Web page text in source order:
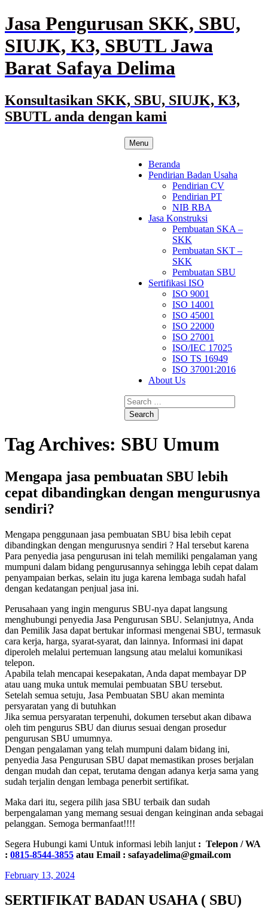
Skip
to
content
Jasa Pengurusan SKK, SBU,
SIUJK, K3, SBUTL Jawa
Barat Safaya Delima
Konsultasikan SKK, SBU, SIUJK, K3,
SBUTL anda dengan kami
Menu
Beranda
Pendirian Badan Usaha
Pendirian CV
Pendirian PT
NIB RBA
Jasa Konstruksi
Pembuatan SKA –
SKK
Pembuatan SKT –
SKK
Pembuatan SBU
Sertifikasi ISO
ISO 9001
ISO 14001
ISO 45001
ISO 22000
ISO 27001
ISO/IEC 17025
ISO TS 16949
ISO 37001:2016
About Us
Search
for:
Tag Archives: SBU Umum
Mengapa jasa pembuatan SBU lebih
cepat dibandingkan dengan mengurusnya
sendiri?
Mengapa penggunaan jasa pembuatan SBU bisa lebih cepat
dibandingkan dengan mengurusnya sendiri ? Hal tersebut karena
Para penyedia jasa pengurusan ini telah memiliki pengalaman yang
mumpuni dalam bidang pengurusannya sehingga lebih cepat dalam
penyampaian berkas, selain itu juga karena lembaga sudah hafal
dengan kedatangan penjual jasa ini.
Perusahaan yang ingin mengurus SBU-nya dapat langsung
menghubungi penyedia Jasa Pengurusan SBU. Selanjutnya, Anda
dan Pemilik Jasa dapat bertukar informasi mengenai SBU, termasuk
cara kerja, harga, syarat-syarat, dan lainnya. Informasi ini dapat
diperoleh melalui pertemuan langsung atau melalui komunikasi
telepon.
Apabila telah mencapai kesepakatan, Anda dapat membayar DP
atau uang muka untuk memulai pembuatan SBU tersebut.
Setelah semua setuju, Jasa Pembuatan SBU akan meminta
persyaratan yang di butuhkan
Jika semua persyaratan terpenuhi, dokumen tersebut akan dibawa
oleh tim pengurus SBU dan diurus sesuai dengan prosedur
pengurusan SBU umumnya.
Dengan pengalaman yang telah mumpuni dalam bidang ini,
penyedia Jasa Pengurusan SBU dapat memastikan proses berjalan
dengan mudah dan cepat, terutama dengan adanya kerja sama yang
sudah terjalin dengan lembaga penerbit sertifikat.
Maka dari itu, segera pilih jasa SBU terbaik dan sudah
berpengalaman yang memang sesuai dengan keinginan anda sebagai
pelanggan. Semoga bermanfaat!!!!
Segera Hubungi kami Untuk informasi lebih lanjut : Telepon / WA
: 0815-8544-3855 atau Email : safayadelima@gmail.com
February 13, 2024
SERTIFIKAT BADAN USAHA ( SBU)